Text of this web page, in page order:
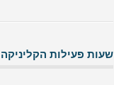
שעות פעילות הקליניקה